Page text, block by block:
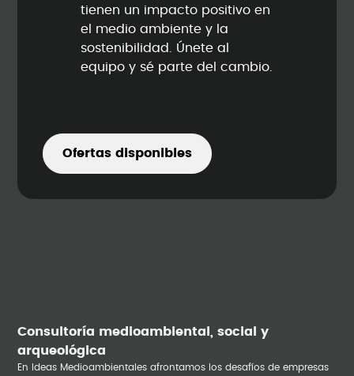
tienen un impacto positivo en
el medio ambiente y la
sostenibilidad. Únete al
equipo y sé parte del cambio.
Ofertas disponibles
Consultoría medioambiental, social y
arqueológica
En Ideas Medioambientales afrontamos los desafíos de empresas